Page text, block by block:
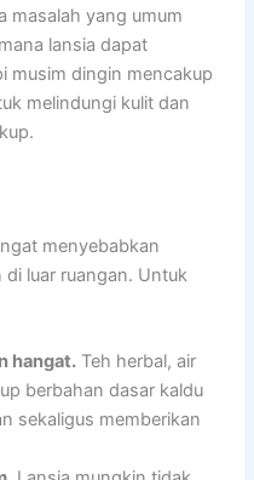
masalah yang umum
lansia dapat
musim dingin mencakup
melindungi kulit dan
menyebabkan
luar ruangan. Untuk
hangat. Teh herbal, air
berbahan dasar kaldu
sekaligus memberikan